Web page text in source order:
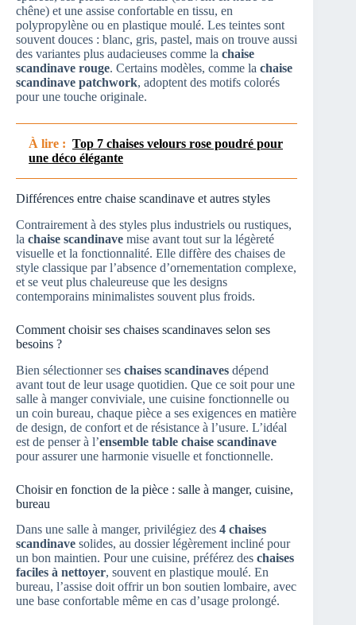
chêne) et une assise confortable en tissu, en
polypropylène ou en plastique moulé. Les teintes sont
souvent douces : blanc, gris, pastel, mais on trouve aussi
des variantes plus audacieuses comme la chaise
scandinave rouge. Certains modèles, comme la chaise
scandinave patchwork, adoptent des motifs colorés
pour une touche originale.
À lire : Top 7 chaises velours rose poudré pour
une déco élégante
Différences entre chaise scandinave et autres styles
Contrairement à des styles plus industriels ou rustiques,
la chaise scandinave mise avant tout sur la légèreté
visuelle et la fonctionnalité. Elle diffère des chaises de
style classique par l’absence d’ornementation complexe,
et se veut plus chaleureuse que les designs
contemporains minimalistes souvent plus froids.
Comment choisir ses chaises scandinaves selon ses
besoins ?
Bien sélectionner ses chaises scandinaves dépend
avant tout de leur usage quotidien. Que ce soit pour une
salle à manger conviviale, une cuisine fonctionnelle ou
un coin bureau, chaque pièce a ses exigences en matière
de design, de confort et de résistance à l’usure. L’idéal
est de penser à l’ensemble table chaise scandinave
pour assurer une harmonie visuelle et fonctionnelle.
Choisir en fonction de la pièce : salle à manger, cuisine,
bureau
Dans une salle à manger, privilégiez des 4 chaises
scandinave solides, au dossier légèrement incliné pour
un bon maintien. Pour une cuisine, préférez des chaises
faciles à nettoyer, souvent en plastique moulé. En
bureau, l’assise doit offrir un bon soutien lombaire, avec
une base confortable même en cas d’usage prolongé.